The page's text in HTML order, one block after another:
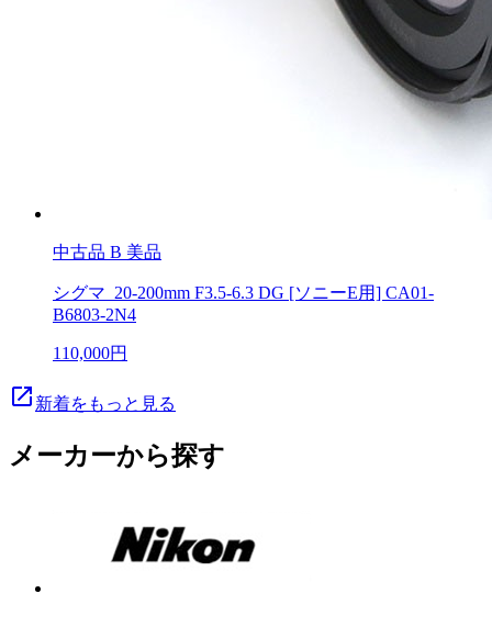
中古品 B 美品
シグマ 20-200mm F3.5-6.3 DG [ソニーE用] CA01-
B6803-2N4
110,000円
launch 新着をもっと見る
メーカーから探す